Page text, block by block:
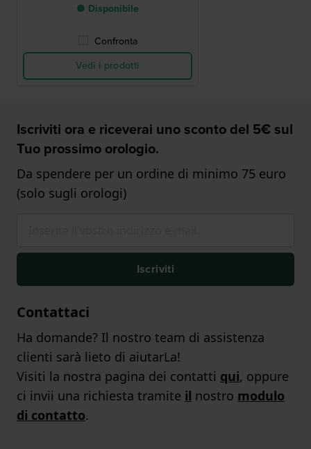
● Disponibile
Confronta
Vedi i prodotti
Iscriviti ora e riceverai uno sconto del 5€ sul
Tuo prossimo orologio.
Da spendere per un ordine di minimo 75 euro
(solo sugli orologi)
Iscriviti
Contattaci
Ha domande? Il nostro team di assistenza
clienti sarà lieto di aiutarLa!
Visiti la nostra pagina dei contatti qui, oppure
ci invii una richiesta tramite il nostro modulo
di contatto.